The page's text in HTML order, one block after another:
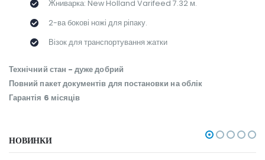
Жниварка: New Holland Varifeed 7.32 м.
2-ва бокові ножі для ріпаку.
Візок для транспортування жатки
Технічний стан - дуже добрий
Повний пакет документів для постановки на облік
Гарантія 6 місяців
НОВИНКИ